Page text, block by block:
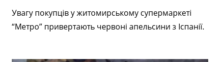
Увагу покупців у житомирському супермаркеті
“Метро” привертають червоні апельсини з Іспанії.